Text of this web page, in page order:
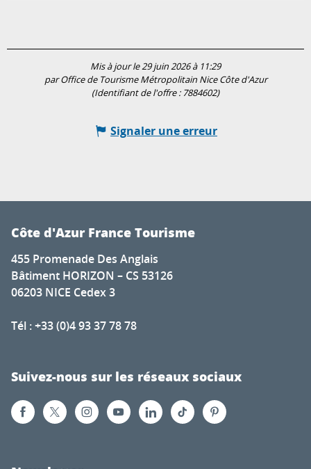
Mis à jour le 29 juin 2026 à 11:29
par Office de Tourisme Métropolitain Nice Côte d'Azur
(Identifiant de l'offre : 7884602)
Signaler une erreur
Côte d'Azur France Tourisme
455 Promenade Des Anglais
Bâtiment HORIZON – CS 53126
06203 NICE Cedex 3
Tél : +33 (0)4 93 37 78 78
Suivez-nous sur les réseaux sociaux